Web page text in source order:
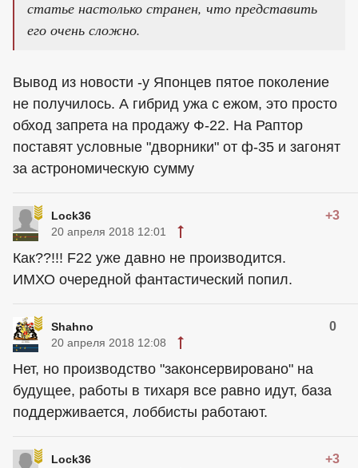
статье настолько странен, что представить
его очень сложно.
Вывод из новости -у Японцев пятое поколение
не получилось. А гибрид ужа с ежом, это просто
обход запрета на продажу Ф-22. На Раптор
поставят условные "дворники" от ф-35 и загонят
за астрономическую сумму
Lock36 +3
20 апреля 2018 12:01
Как??!!! F22 уже давно не производится.
ИМХО очередной фантастический попил.
Shahno 0
20 апреля 2018 12:08
Нет, но производство "законсервировано" на
будущее, работы в тихаря все равно идут, база
поддерживается, лоббисты работают.
Lock36 +3